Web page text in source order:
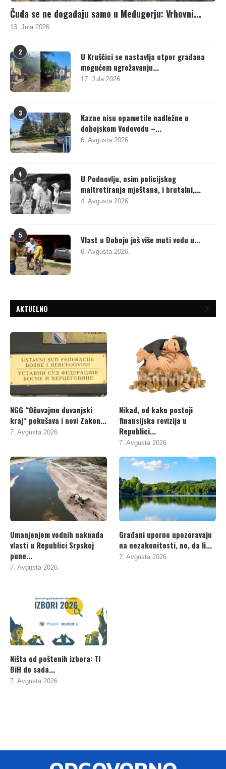
Čuda se ne događaju samo u Međugorju: Vrhovni...
13. Jula 2026.
2
U Kruščici se nastavlja otpor građana
mogućem ugrožavanju...
17. Jula 2026.
3
Kazne nisu opametile nadležne u
dobojskom Vodovodu –...
6. Avgusta 2026.
4
U Podnovlju, osim policijskog
maltretiranja mještana, i brutalni,...
4. Avgusta 2026.
5 Vlast u Doboju još više muti vodu u...
6. Avgusta 2026.
AKTUELNO
NGG “Očuvajmo duvanjski
kraj“ pokušava i novi Zakon...
7. Avgusta 2026.
Nikad, od kako postoji
finansijska revizija u
Republici...
7. Avgusta 2026.
Umanjenjem vodnih naknada
vlasti u Republici Srpskoj
pune...
7. Avgusta 2026.
Građani uporno upozoravaju
na nezakonitosti, no, da li...
7. Avgusta 2026.
Ništa od poštenih izbora: TI
BiH do sada...
7. Avgusta 2026.